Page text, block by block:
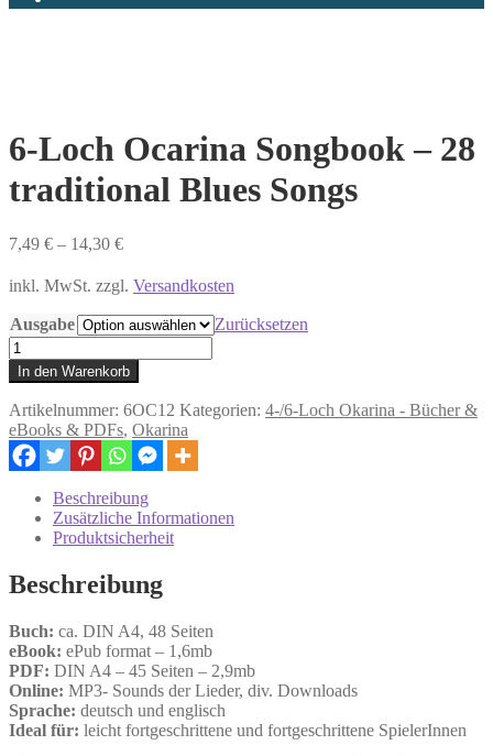
6-Loch Ocarina Songbook – 28
traditional Blues Songs
7,49 € – 14,30 €
inkl. MwSt. zzgl. Versandkosten
Ausgabe
Zurücksetzen
6-
Loch
Ocarina
Songbook
–
28
traditional
Songs
Menge
In den Warenkorb
Artikelnummer: 6OC12 Kategorien: 4-/6-Loch Okarina - Bücher &
eBooks & PDFs, Okarina
Beschreibung
Zusätzliche Informationen
Produktsicherheit
Beschreibung
Buch: ca. DIN A4, 48 Seiten
eBook: ePub format – 1,6mb
PDF: DIN A4 – 45 Seiten – 2,9mb
Online: MP3- Sounds der Lieder, div. Downloads
Sprache: deutsch und englisch
Ideal für: leicht fortgeschrittene und fortgeschrittene SpielerInnen